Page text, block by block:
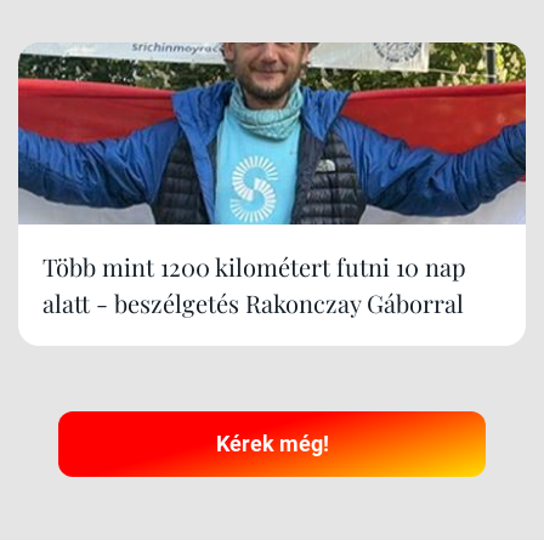
Több mint 1200 kilométert futni 10 nap
alatt - beszélgetés Rakonczay Gáborral
Kérek még!